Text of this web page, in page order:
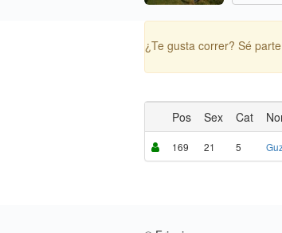
¿Te gusta correr? Sé
Pos Sex Cat
169 21 5